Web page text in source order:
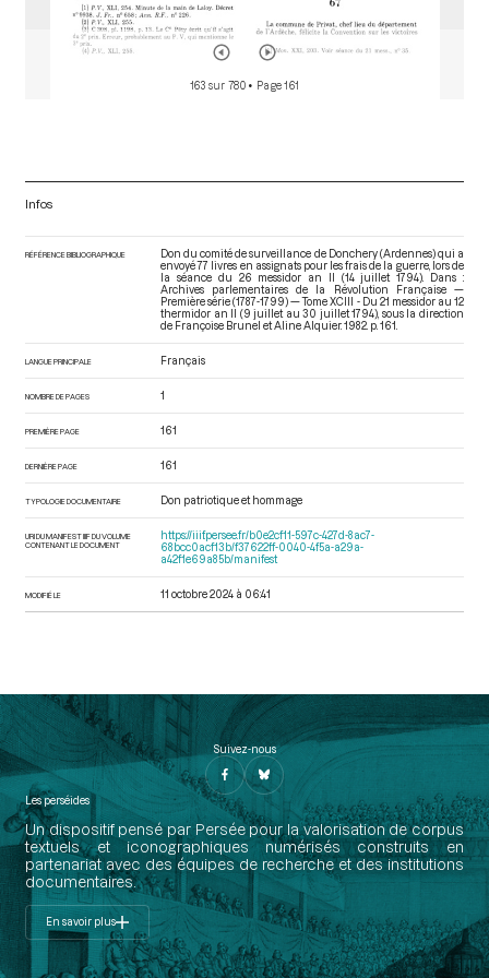
163 sur 780 • Page 161
Infos
RÉFÉRENCE BIBLIOGRAPHIQUE
Don du comité de surveillance de Donchery (Ardennes) qui a
envoyé 77 livres en assignats pour les frais de la guerre, lors de
la séance du 26 messidor an II (14 juillet 1794). Dans :
Archives parlementaires de la Révolution Française —
Première série (1787-1799) — Tome XCIII - Du 21 messidor au 12
thermidor an II (9 juillet au 30 juillet 1794) , sous la direction
de Françoise Brunel et Aline Alquier. 1982. p. 161.
LANGUE PRINCIPALE Français
NOMBRE DE PAGES 1
PREMIÈRE PAGE 161
DERNIÈRE PAGE 161
TYPOLOGIE DOCUMENTAIRE Don patriotique et hommage
URI DU MANIFEST IIIF DU VOLUME
CONTENANT LE DOCUMENT
https://iiif.persee.fr/b0e2cf11-597c-427d-8ac7-
68bcc0acf13b/f37622ff-0040-4f5a-a29a-
a42f1e69a85b/manifest
MODIFIÉ LE 11 octobre 2024 à 06:41
Suivez-nous
Les perséides
Un dispositif pensé par Persée pour la valorisation de corpus
textuels et iconographiques numérisés construits en
partenariat avec des équipes de recherche et des institutions
documentaires.
En savoir plus